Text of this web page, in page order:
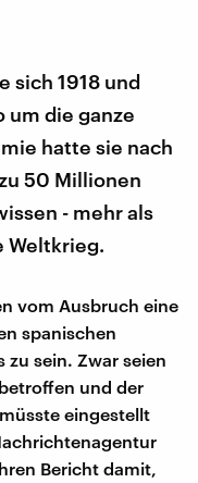
sich 1918 und
um die ganze
hatte sie nach
50 Millionen
- mehr als
Weltkrieg.
vom Ausbruch eine
spanischen
zu sein. Zwar seien
und der
eingestellt
Bericht damit,